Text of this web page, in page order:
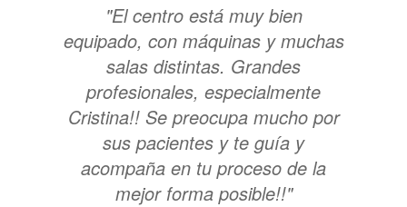
"El centro está muy bien
equipado, con máquinas y muchas
salas distintas. Grandes
profesionales, especialmente
Cristina!! Se preocupa mucho por
sus pacientes y te guía y
acompaña en tu proceso de la
mejor forma posible!!"